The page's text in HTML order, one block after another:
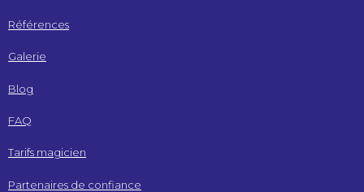
Références
Galerie
Blog
FAQ
Tarifs magicien
Partenaires de confiance